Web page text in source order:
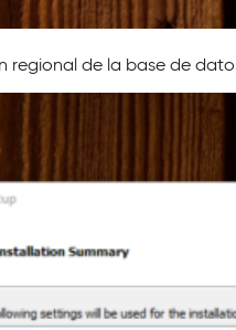
regional de la base de